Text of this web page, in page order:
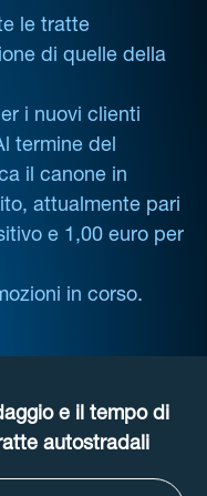
le tratte
di quelle della
i nuovi clienti
termine del
il canone in
attualmente pari
e 1,00 euro per
in corso.
e il tempo di
autostradali